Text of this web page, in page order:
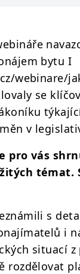
bytu I
webinare/
se
v
pro vás
témat.
s
i
situací z
rozdělovat